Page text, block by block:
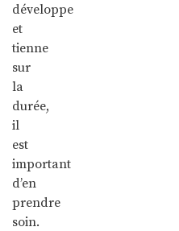
développe
et
tienne
sur
la
durée,
il
est
important
d’en
prendre
soin.